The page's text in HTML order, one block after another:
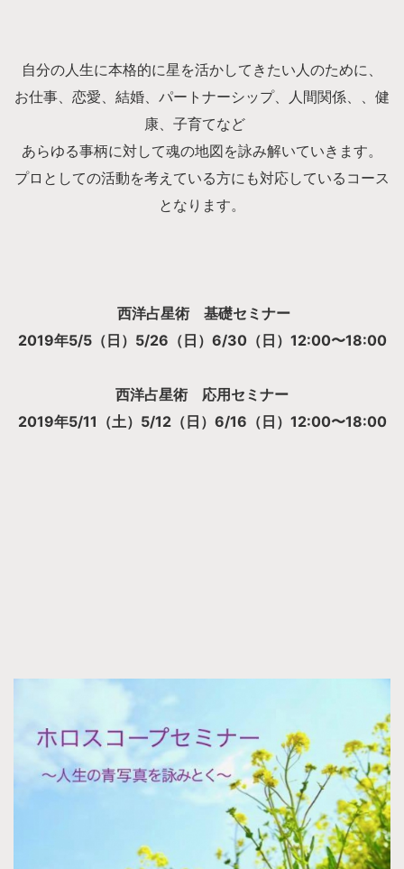
自分の人生に本格的に星を活かしてきたい人のために、
お仕事、恋愛、結婚、パートナーシップ、人間関係、、健
康、子育てなど
あらゆる事柄に対して魂の地図を詠み解いていきます。
プロとしての活動を考えている方にも対応しているコース
となります。
西洋占星術 基礎セミナー
2019年5/5（日）5/26（日）6/30（日）12:00〜18:00
西洋占星術 応用セミナー
2019年5/11（土）5/12（日）6/16（日）12:00〜18:00